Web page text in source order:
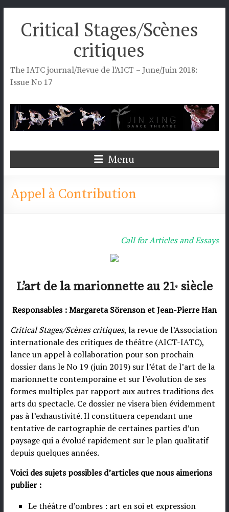
Critical Stages/Scènes
critiques
The IATC journal/Revue de l'AICT – June/Juin 2018:
Issue No 17
Menu
Appel à Contribution
Call for Articles and Essays
L’art de la marionnette au 21esiècle
Responsables : Margareta Sörenson et Jean-Pierre Han
Critical Stages/Scènes critiques, la revue de l’Association
internationale des critiques de théâtre (AICT-IATC),
lance un appel à collaboration pour son prochain
dossier dans le No 19 (juin 2019) sur l’état de l’art de la
marionnette contemporaine et sur l’évolution de ses
formes multiples par rapport aux autres traditions des
arts du spectacle. Ce dossier ne visera bien évidemment
pas à l’exhaustivité. Il constituera cependant une
tentative de cartographie de certaines parties d’un
paysage qui a évolué rapidement sur le plan qualitatif
depuis quelques années.
Voici des sujets possibles d’articles que nous aimerions
publier :
Le théâtre d’ombres : art en soi et expression